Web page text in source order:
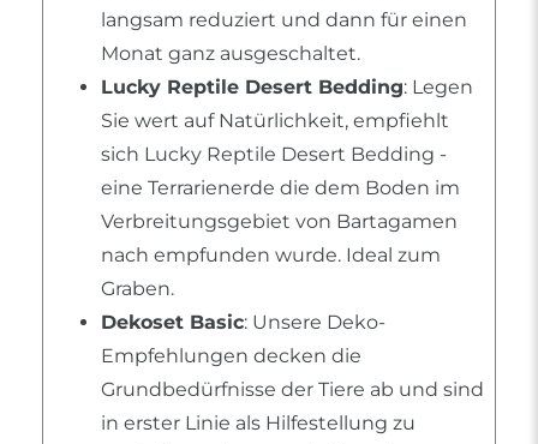
langsam reduziert und dann für einen
Monat ganz ausgeschaltet.
Lucky Reptile Desert Bedding: Legen
Sie wert auf Natürlichkeit, empfiehlt
sich Lucky Reptile Desert Bedding -
eine Terrarienerde die dem Boden im
Verbreitungsgebiet von Bartagamen
nach empfunden wurde. Ideal zum
Graben.
Dekoset Basic: Unsere Deko-
Empfehlungen decken die
Grundbedürfnisse der Tiere ab und sind
in erster Linie als Hilfestellung zu